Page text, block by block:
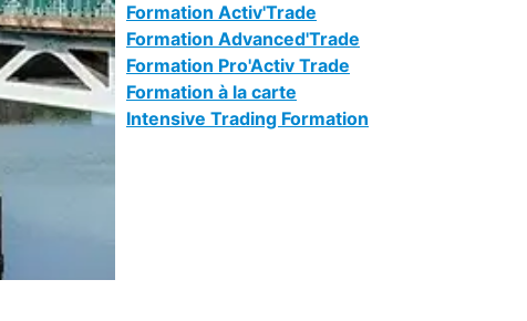
Formation Activ'Trade
Formation Advanced'Trade
Formation Pro'Activ Trade
Formation à la carte
Intensive Trading Formation